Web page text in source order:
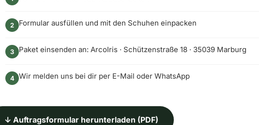
Formular ausfüllen und mit den Schuhen einpacken
Paket einsenden an: ArcoIris · Schützenstraße 18 · 35039 Marburg
Wir melden uns bei dir per E-Mail oder WhatsApp
↓ Auftragsformular herunterladen (PDF)